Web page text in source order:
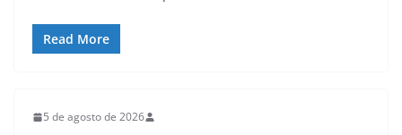
Read More
5 de agosto de 2026